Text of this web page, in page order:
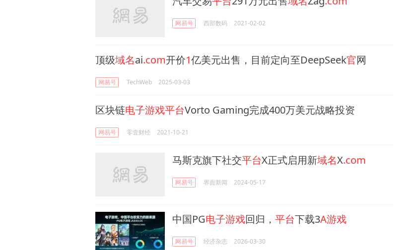
网易号 西部数码 2021-02-02
顶级域名ai.com开价1亿美元出售，目前定向至DeepSeek官网
网易号 TechWeb 2025-03-03
区块链电子游戏平台Vorto Gaming完成400万美元战略投资
网易号 零壹财经 2021-10-21
马斯克旗下社交平台X正式启用新域名X.com
网易号 界面新闻 2024-05-17
中国PG电子游戏回归， 平台下载3A游戏
网易号 经济杂志 2026-03-30